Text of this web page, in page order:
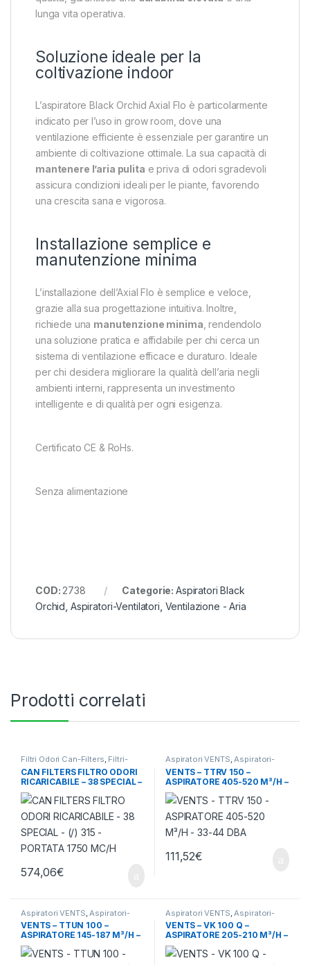
lunga vita operativa.
Soluzione ideale per la
coltivazione indoor
L’aspiratore Black Orchid Axial Flo è particolarmente
indicato per l’uso in grow room, dove una
ventilazione efficiente è essenziale per garantire un
ambiente di coltivazione ottimale. La sua capacità di
mantenere l’aria pulita e priva di odori sgradevoli
assicura condizioni ideali per le piante, favorendo
una crescita sana e vigorosa.
Installazione semplice e
manutenzione minima
L’installazione dell’Axial Flo è semplice e veloce,
grazie alla sua progettazione intuitiva. Inoltre,
richiede una manutenzione minima , rendendolo
una soluzione pratica e affidabile per chi cerca un
sistema di ventilazione efficace e duraturo. Ideale
per chi desidera migliorare la qualità dell’aria negli
ambienti interni, rappresenta un investimento
intelligente e di qualità per ogni esigenza.
Certificato CE & RoHs.
Senza alimentazione
COD: 2738 Categorie: Aspiratori Black
Orchid Aspiratori-Ventilatori Ventilazione - Aria
Prodotti correlati
Filtri Odori Can-Filters, Filtri-
Odore-Rumore,Ventilazione -
Aria
CAN FILTERS FILTRO ODORI
RICARICABILE – 38 SPECIAL –
(/) 315 – PORTATA 1750 MC/H
574,06€
Aspiratori VENTS,Aspiratori-
Ventilatori ,Ventilazione - Aria
VENTS – TTRV 150 –
ASPIRATORE 405-520 M³/H –
33-44 DBA
111,52€
Aspiratori VENTS Aspiratori-
Ventilatori ,Ventilazione - Aria
VENTS – TTUN 100 –
ASPIRATORE 145-187 M³/H –
27-36 DBA
Aspiratori VENTS Aspiratori-
Ventilatori,Ventilazione - Aria
VENTS – VK 100 Q –
ASPIRATORE 205-210 M³/H –
36 DBA